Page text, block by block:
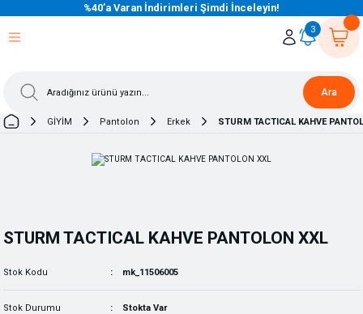
%40’a Varan İndirimleri Şimdi İnceleyin!
Ara
3
GİYİM Pantolon Erkek STURM TACTICAL KAHVE
STURM TACTICAL KAHVE PANTOLON XXL
Stok Kodu mk_11506005
Stok Durumu Stokta Var